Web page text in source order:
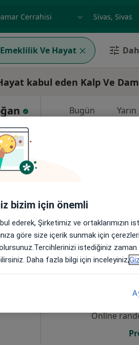
Ve Hayat
kabul eden Kalp Ve
Bugün Yarın
Online
bizim için önemli
ederek, Şirketimiz ve
göre size içerik sunmak için
istediğiniz zaman
Daha fazla bilgi için inceleyiniz,